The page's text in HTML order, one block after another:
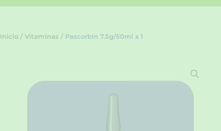
Inicio / Vitaminas / Pascorbin 7.5g/50ml x 1